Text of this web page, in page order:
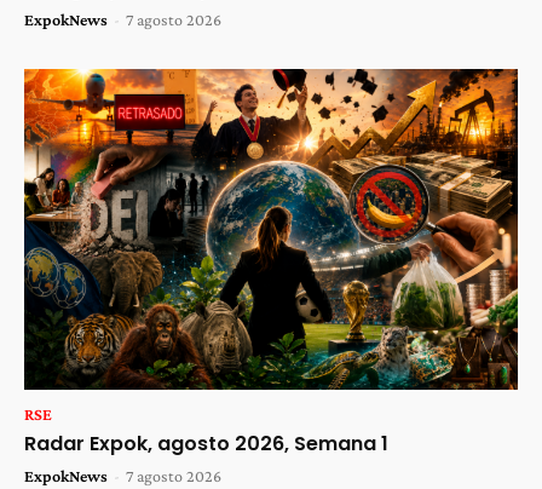
ExpokNews - 7 agosto 2026
RSE
Radar Expok, agosto 2026, Semana 1
ExpokNews - 7 agosto 2026